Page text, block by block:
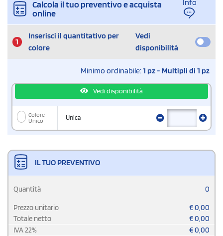
Calcola il tuo preventivo e acquista
online
Info
1
Inserisci il quantitativo per
colore
Vedi
disponibilità
Minimo ordinabile:1 pz - Multipli di 1 pz
Vedi disponibilità
Colore
Unico
Unica
IL TUO PREVENTIVO
Quantità 0
Prezzo unitario €0,00
Totale netto
€0,00
IVA22% €0,00